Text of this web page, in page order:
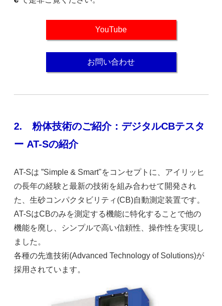
YouTube
お問い合わせ
2.
粉体技術のご紹介：デジタルCBテスタ
ー AT-Sの紹介
AT-Sは ”Simple & Smart"をコンセプトに、アイリッヒ
の長年の経験と最新の技術を組み合わせて開発され
た、生砂コンパクタビリティ(CB)自動測定装置です。
AT-SはCBのみを測定する機能に特化することで他の
機能を廃し、シンプルで高い信頼性、操作性を実現し
ました。
各種の先進技術(Advanced Technology of Solutions)が
採用されています。